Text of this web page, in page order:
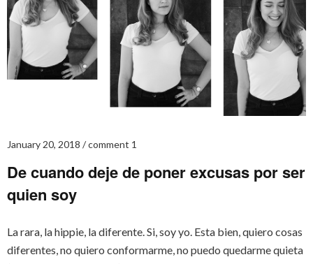
January 20, 2018 comment 1
De cuando deje de poner excusas por ser
quien soy
La rara, la hippie, la diferente. Si, soy yo. Esta bien, quiero cosas
diferentes, no quiero conformarme, no puedo quedarme quieta